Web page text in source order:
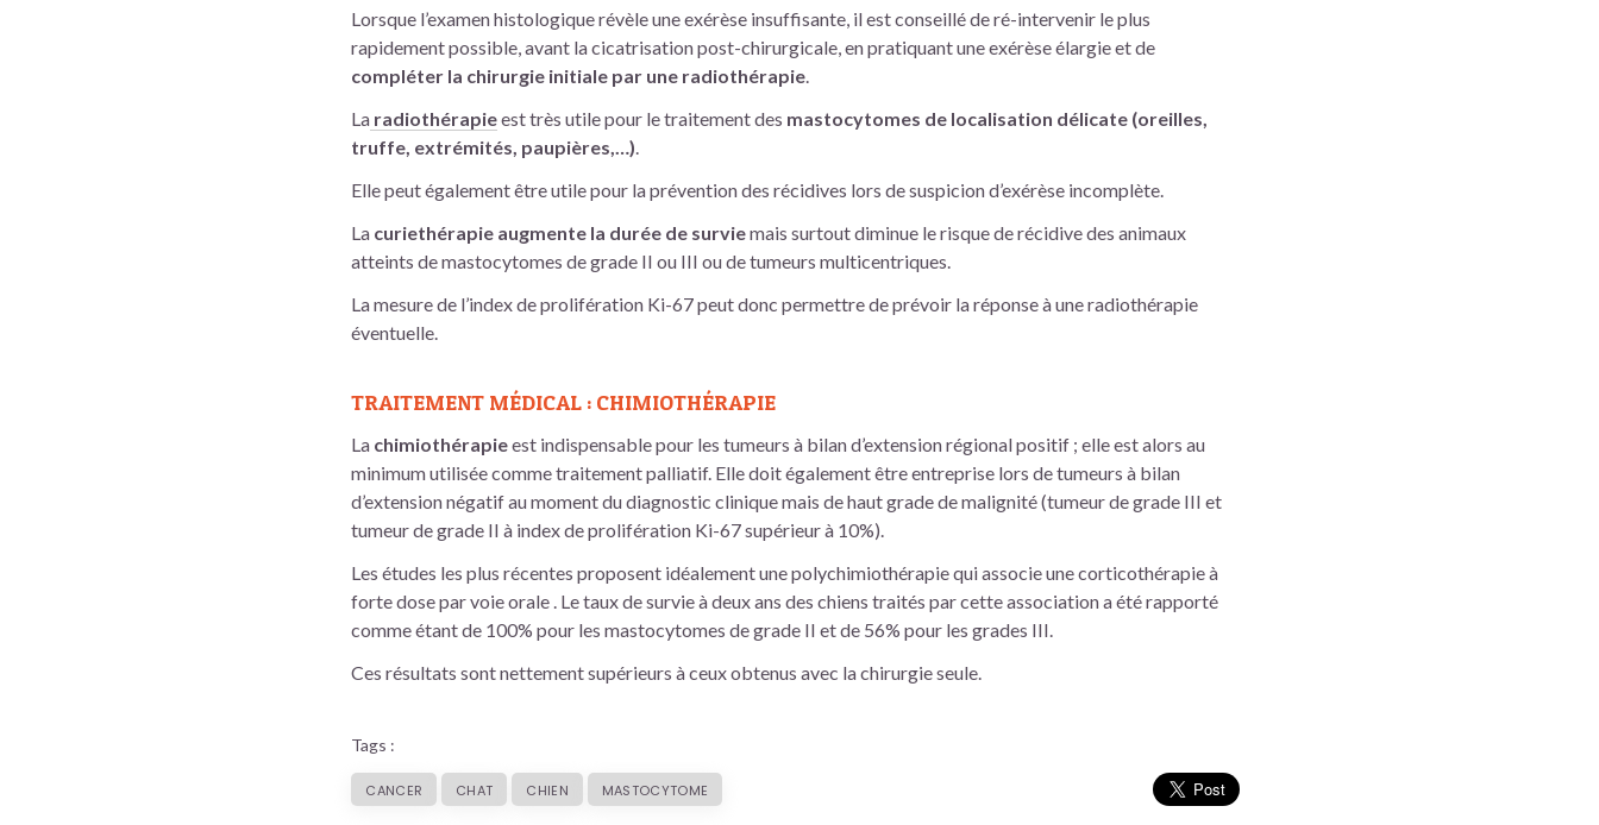
Lorsque l’examen histologique révèle une exérèse insuffisante, il est conseillé de ré-intervenir le plus
rapidement possible, avant la cicatrisation post-chirurgicale, en pratiquant une exérèse élargie et de
compléter la chirurgie initiale par une radiothérapie.
La radiothérapieest très utile pour le traitement des mastocytomes de localisation délicate (oreilles,
truffe, extrémités, paupières,…).
Elle peut également être utile pour la prévention des récidives lors de suspicion d’exérèse incomplète.
La curiethérapie augmente la durée de surviemais surtout diminue le risque de récidive des animaux
atteints de mastocytomes de grade II ou III ou de tumeurs multicentriques.
La mesure de l’index de prolifération Ki-67 peut donc permettre de prévoir la réponse à une radiothérapie
éventuelle.
TRAITEMENT MÉDICAL : CHIMIOTHÉRAPIE
La chimiothérapieest indispensable pour les tumeurs à bilan d’extension régional positif ; elle est alors au
minimum utilisée comme traitement palliatif. Elle doit également être entreprise lors de tumeurs à bilan
d’extension négatif au moment du diagnostic clinique mais de haut grade de malignité (tumeur de grade III et
tumeur de grade II à index de prolifération Ki-67 supérieur à 10%).
Les études les plus récentes proposent idéalement une polychimiothérapie qui associe une corticothérapie à
forte dose par voie orale . Le taux de survie à deux ans des chiens traités par cette association a été rapporté
comme étant de 100% pour les mastocytomes de grade II et de 56% pour les grades III.
Ces résultats sont nettement supérieurs à ceux obtenus avec la chirurgie seule.
Tags :
CANCER CHAT CHIEN MASTOCYTOME